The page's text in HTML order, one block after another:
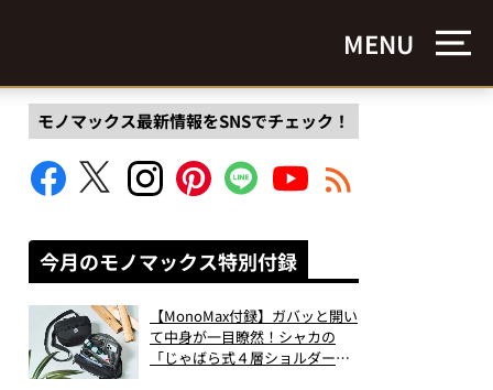
MENU
モノマックス最新情報をSNSでチェック！
今月のモノマックス特別付録
【MonoMax付録】ガバッと開い
て中身が一目瞭然！シャカの
「じゃばら式４層ショルダーバ